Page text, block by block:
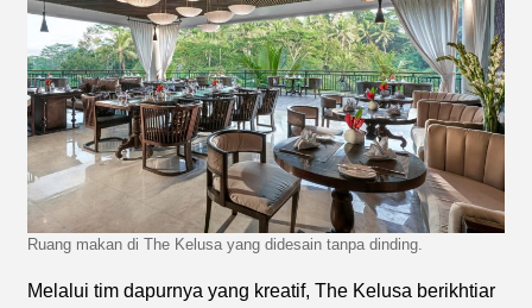
Ruang makan di The Kelusa yang didesain tanpa dinding.
Melalui tim dapurnya yang kreatif, The Kelusa berikhtiar